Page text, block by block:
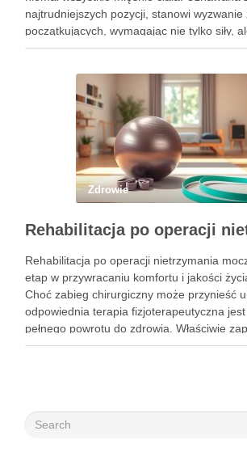
najtrudniejszych pozycji, stanowi wyzwanie
początkujących, wymagając nie tylko siły,
precyzyjnego ustawienia ciała. Właściwe
Zdrowie
Rehabilitacja po operacji nietrzymania
etap w przywracaniu komfortu i jakości
Choć zabieg chirurgiczny może przynieść
odpowiednia terapia fizjoterapeutyczna
pełnego powrotu do zdrowia. Właściwie
program rehabilitacji, obejmujący